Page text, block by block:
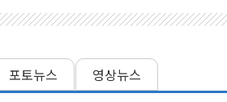
포토뉴스 영상뉴스